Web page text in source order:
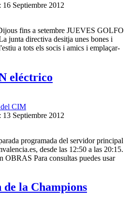
Septiembre 2012
fins a setembre JUEVES GOLFO
junta directiva desitja unes bones i
a tots els socis i amics i emplaçar-
eléctrico
CIM
Septiembre 2012
programada del servidor principal
desde las 12:50 a las 20:15.
OBRAS Para consultas puedes usar
de la Champions